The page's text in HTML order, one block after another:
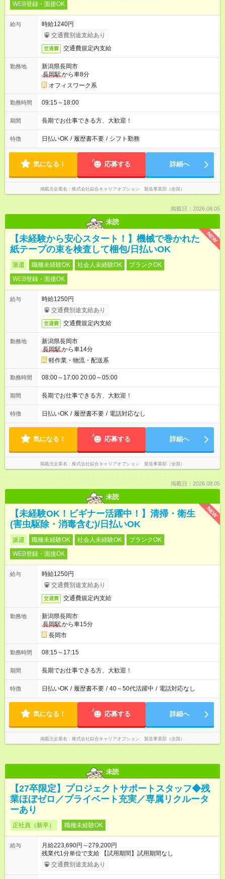
WEB登録・面接OK
給与
時給1240円
交通費別途支給あり
交通費 交通費規定内支給
勤務地
新潟県長岡市
長岡駅から車8分
オフィスワーク系
勤務時間 09:15～18:00
期間 長期でお仕事できる方、大歓迎！
特徴 日払いOK / 履歴書不要 / シフト勤務
気になる！ 応募する 詳細へ
掲載元企業名 株式会社綜合キャリアオプション 製造事業部（全国）
掲載日：2026.08.05
未読
NEW
【未経験から安心スタート！】機械で巻かれた
紙テープの束を検査して梱包/日払いOK
派遣 職種未経験OK 社会人未経験OK
ブランクOK
WEB登録・面接OK
給与
時給1250円
交通費別途支給あり
交通費 交通費規定内支給
勤務地
新潟県長岡市
長岡駅から車14分
軽作業・物流・配送系
勤務時間 08:00～17:00 20:00～05:00
期間 長期でお仕事できる方、大歓迎！
特徴 日払いOK / 履歴書不要 / 電話対応なし
気になる！ 応募する 詳細へ
掲載元企業名 株式会社綜合キャリアオプション 製造事業部（全国）
掲載日：2026.08.05
未読
NEW
【未経験OK！ビギナー活躍中！】清掃・衛生
(害虫駆除・消毒含む)/日払いOK
派遣 職種未経験OK 社会人未経験OK
ブランクOK
WEB登録・面接OK
給与
時給1250円
交通費別途支給あり
交通費 交通費規定内支給
勤務地
新潟県長岡市
長岡駅から車15分
長岡市
勤務時間 08:15～17:15
期間 長期でお仕事できる方、大歓迎！
特徴 日払いOK / 履歴書不要 / 40～50代活躍中 / 電話対応なし
気になる！ 応募する 詳細へ
掲載元企業名 株式会社綜合キャリアオプション 製造事業部（全国）
未読
【27卒限定】プロジェクトサポートスタッフ◆残
業ほぼゼロ／プライベート充実／専属リクルータ
ーあり
正社員（新卒） 職種未経験OK
給与
月給223,690円～279,200円
残業代1分単位で支給 【試用期間】試用期間なし
交通費別途支給あり